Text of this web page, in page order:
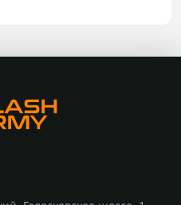
очков и
фиксацию на